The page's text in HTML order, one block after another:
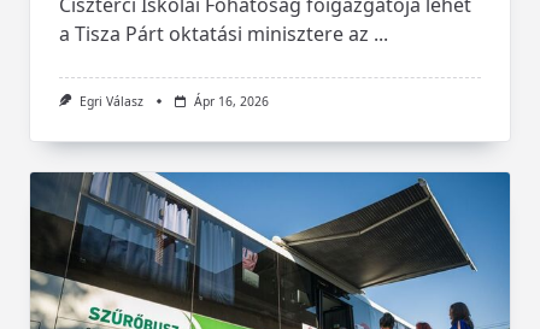
a Tisza Párt oktatási minisztere az ...
Egri Válasz Ápr 16, 2026